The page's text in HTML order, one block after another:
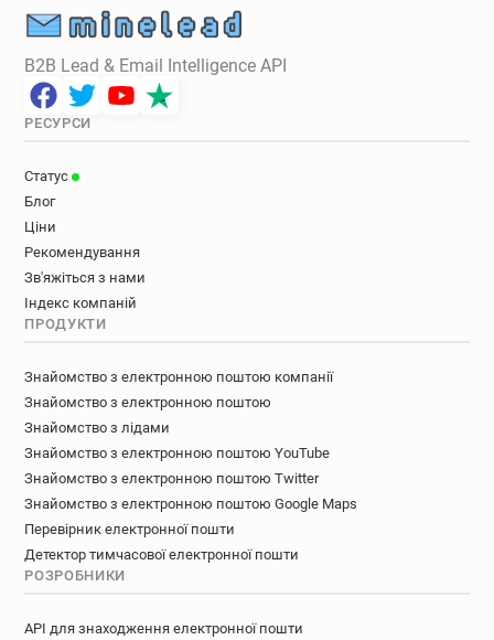
B2B Lead & Email Intelligence API
РЕСУРСИ
Статус
Блог
Ціни
Рекомендування
Зв'яжіться з нами
Індекс компаній
ПРОДУКТИ
Знайомство з електронною поштою компанії
Знайомство з електронною поштою
Знайомство з лідами
Знайомство з електронною поштою YouTube
Знайомство з електронною поштою Twitter
Знайомство з електронною поштою Google Maps
Перевірник електронної пошти
Детектор тимчасової електронної пошти
РОЗРОБНИКИ
API для знаходження електронної пошти